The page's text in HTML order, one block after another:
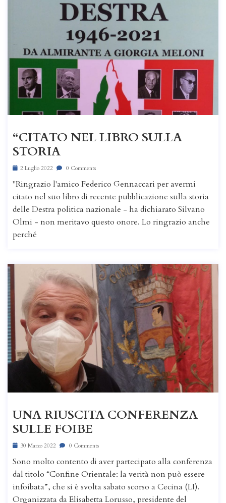
“CITATO NEL LIBRO SULLA
STORIA
2 Luglio 2022 0 Comments
"Ringrazio l'amico Federico Gennaccari per avermi
citato nel suo libro di recente pubblicazione sulla storia
delle Destra politica nazionale - ha dichiarato Silvano
Olmi - non meritavo questo onore. Lo ringrazio anche
perché
UNA RIUSCITA CONFERENZA
SULLE FOIBE
30 Marzo 2022 0 Comments
Sono molto contento di aver partecipato alla conferenza
dal titolo “Confine Orientale: la verità non può essere
infoibata”, che si è svolta sabato scorso a Cecina (LI).
Organizzata da Elisabetta Lorusso, presidente del